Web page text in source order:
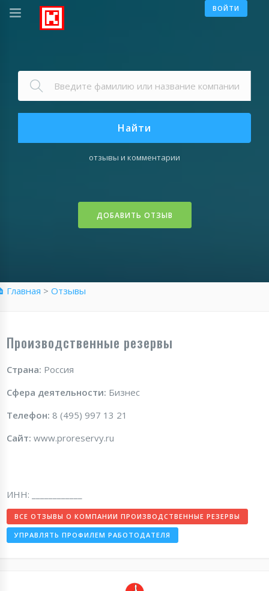
ВОЙТИ
Найти
отзывы и комментарии
ДОБАВИТЬ ОТЗЫВ
Главная > Отзывы
Производственные резервы
Страна: Россия
Сфера деятельности: Бизнес
Телефон: 8 (495) 997 13 21
Сайт: www.proreservy.ru
ИНН: ____________
ВСЕ ОТЗЫВЫ О КОМПАНИИ ПРОИЗВОДСТВЕННЫЕ РЕЗЕРВЫ
УПРАВЛЯТЬ ПРОФИЛЕМ РАБОТОДАТЕЛЯ